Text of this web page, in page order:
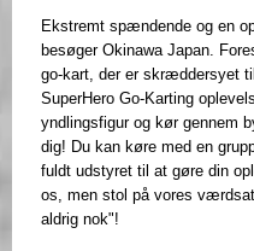
Ekstremt spændende og en
besøger Okinawa Japan.
go-kart, der er skræddersyet
SuperHero Go-Karting
yndlingsfigur og kør gennem
dig! Du kan køre med en
fuldt udstyret til at gøre din
os, men stol på vores
aldrig nok"!